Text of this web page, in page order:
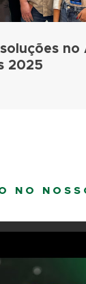
no
2025
NO